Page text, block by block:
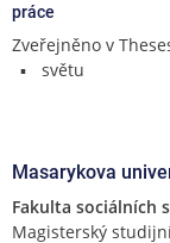
práce
Zveřejněno v
světu
Masarykova
Fakulta sociálních
Magisterský